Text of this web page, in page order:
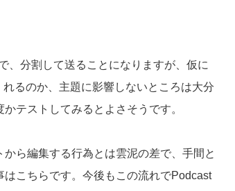
、分割して送ることになりますが、仮に
るのか、主題に影響しないところは大分
テストしてみるとよさそうです。
ら編集する行為とは雲泥の差で、手間と
はこちらです。今後もこの流れでPodcast